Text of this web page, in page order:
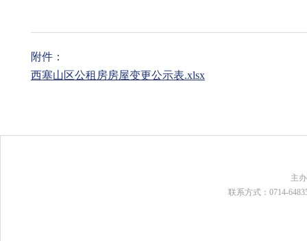
附件：
西塞山区公租房房屋变更公示表.xlsx
主
联系方式：0714-